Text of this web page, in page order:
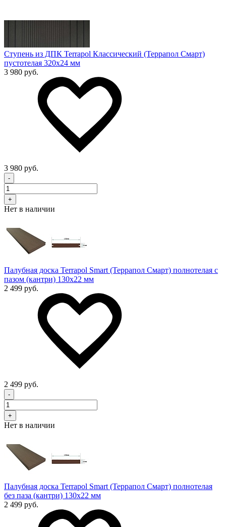
Ступень из ДПК Terrapol Классический (Террапол Смарт)
пустотелая 320х24 мм
3 980 руб.
3 980 руб.
-
+
Нет в наличии
Палубная доска Terrapol Smart (Террапол Смарт) полнотелая с
пазом (кантри) 130х22 мм
2 499 руб.
2 499 руб.
-
+
Нет в наличии
Палубная доска Terrapol Smart (Террапол Смарт) полнотелая
без паза (кантри) 130х22 мм
2 499 руб.